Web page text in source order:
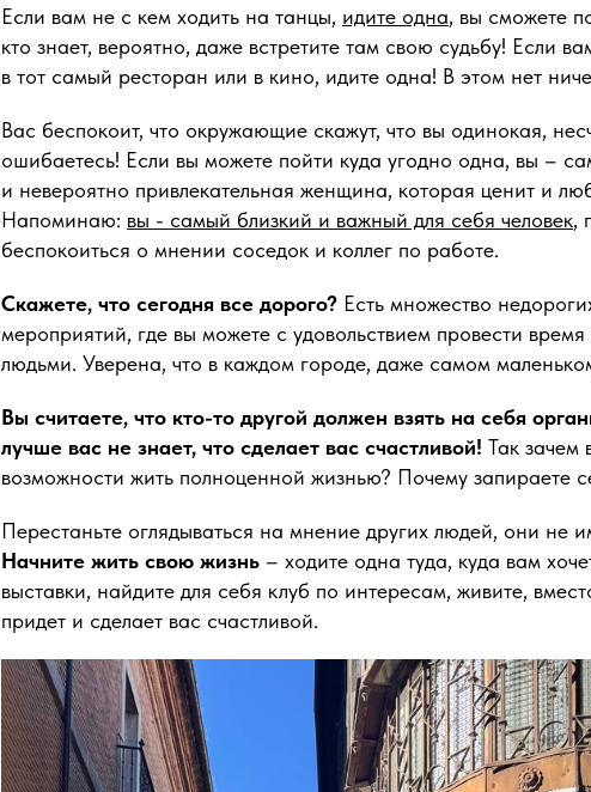
Если вам не с кем ходить на танцы, идите одна, вы сможете
кто знает, вероятно, даже встретите там свою судьбу! ​​​​Если
в тот самый ресторан или в кино, идите одна! В этом нет
Вас беспокоит, что окружающие скажут, что вы одинокая,
ошибаетесь! Если вы можете пойти куда угодно одна, вы –
и невероятно привлекательная женщина, которая ценит и
Напоминаю: вы - самый близкий и важный для себя человек,
беспокоиться о мнении соседок и коллег по работе.
Скажете, что сегодня все дорого? Есть множество
мероприятий, где вы можете с удовольствием провести
людьми. Уверена, что в каждом городе, даже самом
Вы считаете, что кто-то другой должен взять на себя
лучше вас не знает, что сделает вас счастливой! Так зачем
возможности жить полноценной жизнью? Почему запираете
Перестаньте оглядываться на мнение других людей, они не
Начните жить свою жизнь – ходите одна туда, куда вам
выставки, найдите для себя клуб по интересам, живите,
придет и сделает вас счастливой.